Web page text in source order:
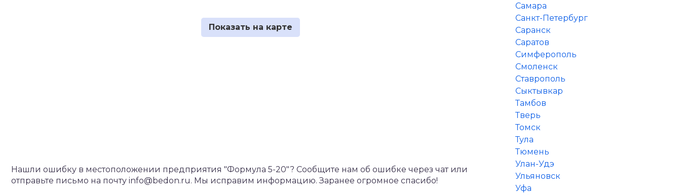
Нашли ошибку в местоположении предприятия "Формула 5-20"? Сообщите нам об ошибке через чат или
отправьте письмо на почту info@bedon.ru. Мы исправим информацию. Заранее огромное спасибо!
Самара
Санкт-Петербург
Саранск
Саратов
Симферополь
Смоленск
Ставрополь
Сыктывкар
Тамбов
Тверь
Томск
Тула
Тюмень
Улан-Удэ
Ульяновск
Уфа